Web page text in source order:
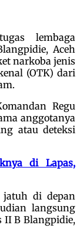
lembaga
Aceh
narkoba jenis
(OTK) dari
Regu
anggotanya
atau deteksi
di Lapas,
jatuh di depan
langsung
II B Blangpidie,